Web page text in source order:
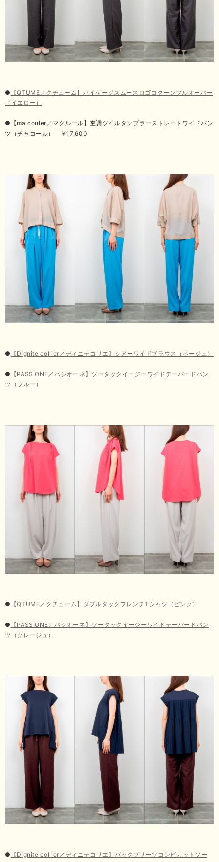
●
【QTUME／クチューム】ハイゲージスムースロゴコクーンプルオーバー
（イエロー）
●【ma couler／マクルール】杢調ツイルタンブラーストレートワイドパン
ツ（チャコール） ￥17,600
● 【Dignite collier／ディニテコリエ】シアーワイドブラウス（ベージュ）
●
【PASSIONE／パシオーネ】ツータックイージーワイドテーパードパン
ツ（ブルー）
● 【QTUME／クチューム】ダブルタックフレンチTシャツ（ピンク）
● 【PASSIONE／パシオーネ】ツータックイージーワイドテーパードパン
ツ（グレージュ）
●
【Dignite collier／ディニテコリエ】バックプリーツコンビカットソー